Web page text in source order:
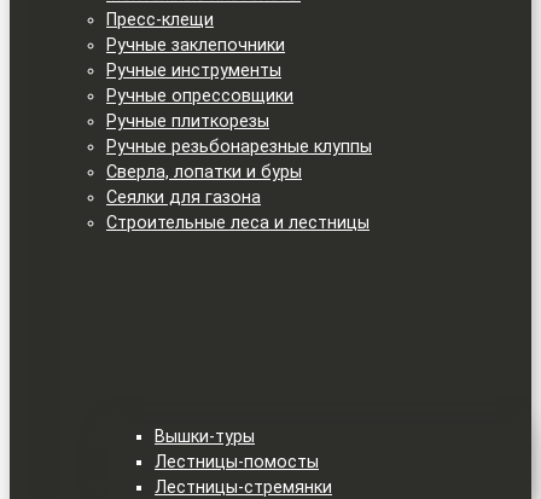
Пресс-клещи
Ручные заклепочники
Ручные инструменты
Ручные опрессовщики
Ручные плиткорезы
Ручные резьбонарезные клуппы
Сверла, лопатки и буры
Сеялки для газона
Строительные леса и лестницы
Вышки-туры
Лестницы-помосты
Лестницы-стремянки